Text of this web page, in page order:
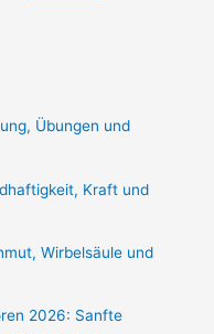
Übungen und
Kraft und
Wirbelsäule und
2026: Sanfte